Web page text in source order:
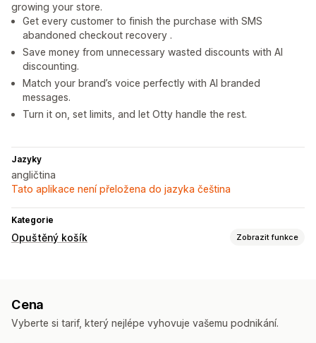
growing your store.
Get every customer to finish the purchase with SMS
abandoned checkout recovery .
Save money from unnecessary wasted discounts with AI
discounting.
Match your brand’s voice perfectly with AI branded
messages.
Turn it on, set limits, and let Otty handle the rest.
Jazyky
angličtina
Tato aplikace není přeložena do jazyka čeština
Kategorie
Opuštěný košík Zobrazit funkce
Časově omezené nabídky
Cena
Vyberte si tarif, který nejlépe vyhovuje vašemu podnikání.